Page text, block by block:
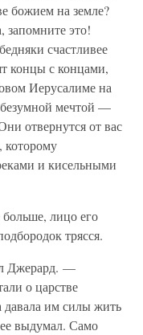
божием на земле?
запомните это!
счастливее
концы с концами,
Иерусалиме на
мечтой —
отвернутся от вас
которому
и кисельными
лицо его
трясся.
Джерард. —
о царстве
давала им силы жить
выдумал. Само